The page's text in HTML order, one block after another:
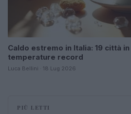
Caldo estremo in Italia: 19 città
temperature record
Luca Bellini · 18 Lug 2026
PIÙ LETTI